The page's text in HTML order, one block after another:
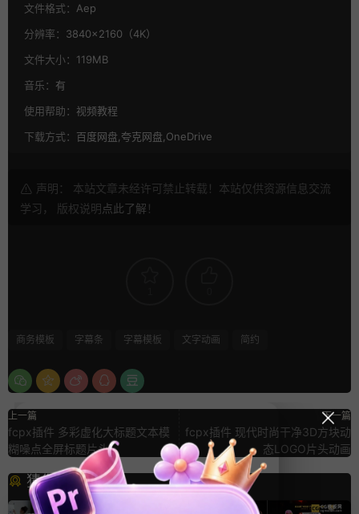
文件格式： Aep
分辨率： 3840×2160（4K）
文件大小： 119MB
音乐： 有
使用帮助： 视频教程
下载方式： 百度网盘,夸克网盘,OneDrive
声明： 本站文章未经许可禁止转载！本站仅供资源信息交流
学习， 版权说明点此了解 ！
商务模板 字幕条 字幕模板 文字动画 简约
上一篇
fcpx插件 多彩虚化大标题文本模
糊噪点全屏标题片头
下一篇
fcpx插件 现代时尚干净3D方块动
态LOGO片头动画
猜你喜欢